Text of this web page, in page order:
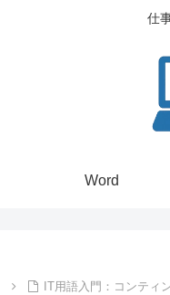
仕
Word
IT用語入門：コンティ